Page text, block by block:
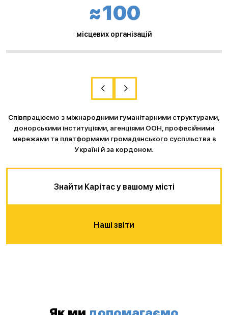
≈100
місцевих організацій
Співпрацюємо з міжнародними гуманітарними структурами,
донорськими інституціями, агенціями ООН, професійними
мережами та платформами громадянського суспільства в
Україні й за кордоном.
Знайти Карітас у вашому місті
Наші звіти